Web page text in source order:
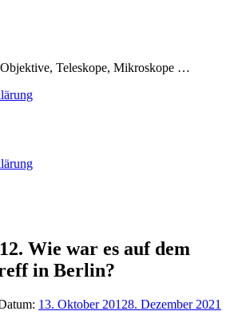
Teleskope, Mikroskope …
Wie war es auf dem
in Berlin?
13. Oktober 20128. Dezember 2021